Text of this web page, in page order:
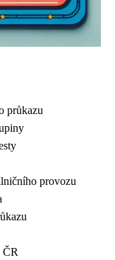
průkazu
provozu
ČR